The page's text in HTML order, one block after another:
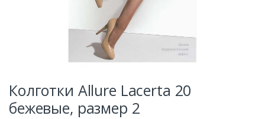
Колготки Allure Lacerta 20
бежевые, размер 2